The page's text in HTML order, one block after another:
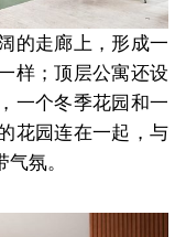
的走廊上，形成一
样；顶层公寓还设
一个冬季花园和一
花园连在一起，与
氛。